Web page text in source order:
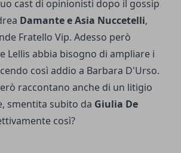
cast di opinionisti dopo il gossip
Damante e Asia Nuccetelli,
Fratello Vip. Adesso però
Lellis abbia bisogno di ampliare i
così addio a Barbara D'Urso.
raccontano anche di un litigio
smentita subito da Giulia De
così?